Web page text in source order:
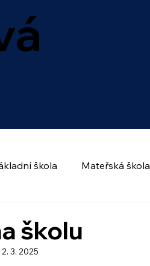
škola Mateřská škola
školu
2. 3. 2025